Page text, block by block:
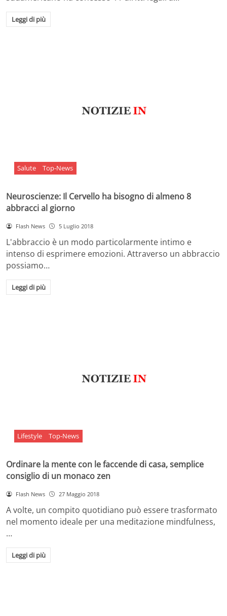
Leggi di più
Salute Top-News
Neuroscienze: Il Cervello ha bisogno di almeno 8
abbracci al giorno
Flash News 5 Luglio 2018
L'abbraccio è un modo particolarmente intimo e
intenso di esprimere emozioni. Attraverso un abbraccio
possiamo…
Leggi di più
Lifestyle Top-News
Ordinare la mente con le faccende di casa, semplice
consiglio di un monaco zen
Flash News 27 Maggio 2018
A volte, un compito quotidiano può essere trasformato
nel momento ideale per una meditazione mindfulness,
…
Leggi di più